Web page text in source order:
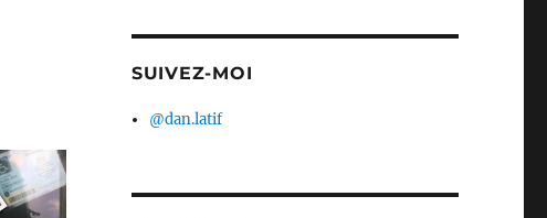
SUIVEZ-MOI
@dan.latif